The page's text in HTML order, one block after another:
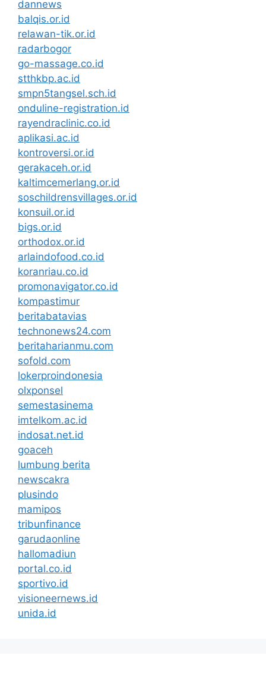
dannews
balqis.or.id
relawan-tik.or.id
radarbogor
go-massage.co.id
stthkbp.ac.id
smpn5tangsel.sch.id
onduline-registration.id
rayendraclinic.co.id
aplikasi.ac.id
kontroversi.or.id
gerakaceh.or.id
kaltimcemerlang.or.id
soschildrensvillages.or.id
konsuil.or.id
bigs.or.id
orthodox.or.id
arlaindofood.co.id
koranriau.co.id
promonavigator.co.id
kompastimur
beritabatavias
technonews24.com
beritaharianmu.com
sofold.com
lokerproindonesia
olxponsel
semestasinema
imtelkom.ac.id
indosat.net.id
goaceh
lumbung berita
newscakra
plusindo
mamipos
tribunfinance
garudaonline
hallomadiun
portal.co.id
sportivo.id
visioneernews.id
unida.id